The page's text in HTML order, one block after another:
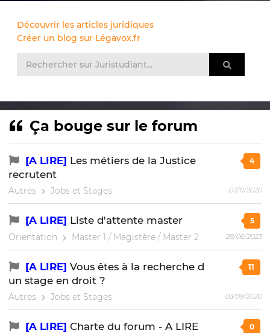
Découvrir les articles juridiques
Créer un blog sur Légavox.fr
Ça bouge sur le forum
[A LIRE] Les métiers de la Justice
recrutent
Autres Jobs et Stages
4
07/11/2020
[A LIRE] Liste d'attente master
Orientation Master 1 / Magistère / Master 2
5
28/06/2023
[A LIRE] Vous êtes à la recherche d
un stage en droit ?
Autres Jobs et Stages
11
03/09/2020
[A LIRE] Charte du forum - A LIRE
0